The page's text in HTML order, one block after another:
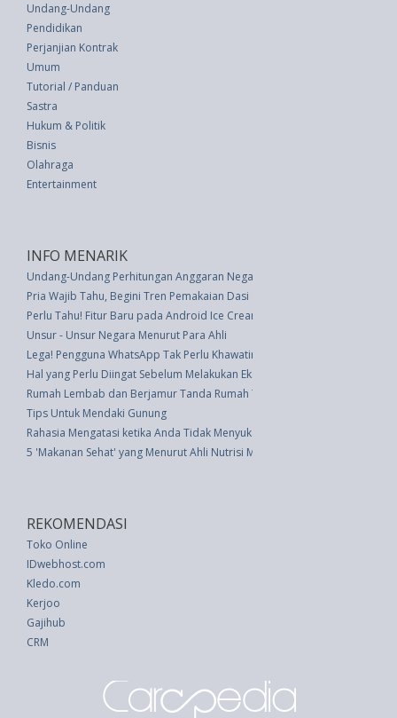
Undang-Undang
Pendidikan
Perjanjian Kontrak
Umum
Tutorial / Panduan
Sastra
Hukum & Politik
Bisnis
Olahraga
Entertainment
INFO MENARIK
Undang-Undang Perhitungan Anggaran Negara Tahun 1978/1979 (UU 13
Pria Wajib Tahu, Begini Tren Pemakaian Dasi Sekarang
Perlu Tahu! Fitur Baru pada Android Ice Cream Sandwich
Unsur - Unsur Negara Menurut Para Ahli
Lega! Pengguna WhatsApp Tak Perlu Khawatir Lagi Jika Pesan Hilang
Hal yang Perlu Diingat Sebelum Melakukan Ekstensi Kuku
Rumah Lembab dan Berjamur Tanda Rumah Tidak Sehat
Tips Untuk Mendaki Gunung
Rahasia Mengatasi ketika Anda Tidak Menyukai Mertua
5 'Makanan Sehat' yang Menurut Ahli Nutrisi Membuang Uang
REKOMENDASI
Toko Online
IDwebhost.com
Kledo.com
Kerjoo
Gajihub
CRM